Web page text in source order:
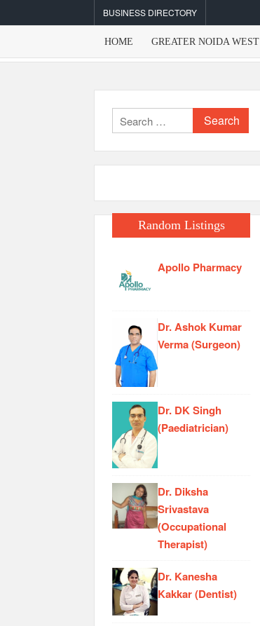
to
BUSINESS DIRECTORY
HOME GREATER NOIDA WEST
Search
for:
Random Listings
Apollo Pharmacy
Dr. Ashok Kumar
Verma (Surgeon)
Dr. DK Singh
(Paediatrician)
Dr. Diksha
Srivastava
(Occupational
Therapist)
Dr. Kanesha
Kakkar (Dentist)